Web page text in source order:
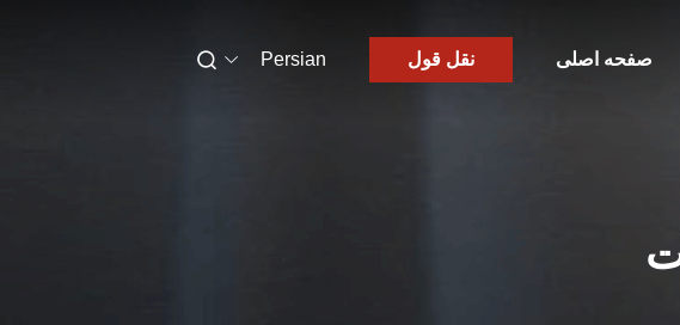
صفحه اصلی نقل قول Persian